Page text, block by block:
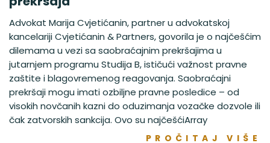
Advokat Marija Cvjetićanin, partner u advokatskoj
kancelariji Cvjetićanin & Partners, govorila je o najčešćim
dilemama u vezi sa saobraćajnim prekršajima u
jutarnjem programu Studija B, ističući važnost pravne
zaštite i blagovremenog reagovanja. Saobraćajni
prekršaji mogu imati ozbiljne pravne posledice – od
visokih novčanih kazni do oduzimanja vozačke dozvole ili
čak zatvorskih sankcija. Ovo su najčešćiArray
PROČITAJ VIŠE